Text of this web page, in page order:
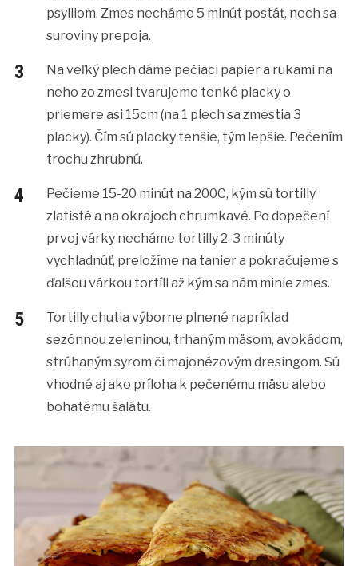
psylliom. Zmes necháme 5 minút postáť, nech sa
suroviny prepoja.
Na veľký plech dáme pečiaci papier a rukami na
neho zo zmesi tvarujeme tenké placky o
priemere asi 15cm (na 1 plech sa zmestia 3
placky). Čím sú placky tenšie, tým lepšie. Pečením
trochu zhrubnú.
Pečieme 15-20 minút na 200C, kým sú tortilly
zlatisté a na okrajoch chrumkavé. Po dopečení
prvej várky necháme tortilly 2-3 minúty
vychladnúť, preložíme na tanier a pokračujeme s
ďalšou várkou tortíll až kým sa nám minie zmes.
Tortilly chutia výborne plnené napríklad
sezónnou zeleninou, trhaným mäsom, avokádom,
strúhaným syrom či majonézovým dresingom. Sú
vhodné aj ako príloha k pečenému mäsu alebo
bohatému šalátu.